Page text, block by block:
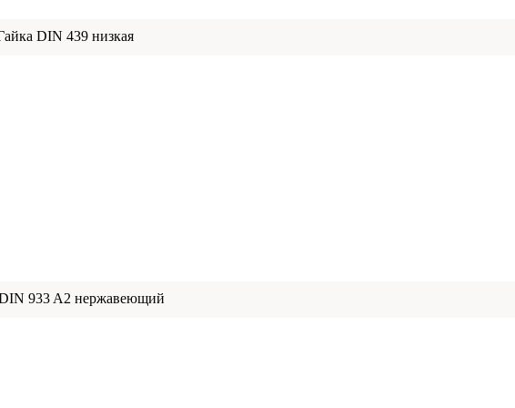
DIN 439 низкая
933 A2 нержавеющий